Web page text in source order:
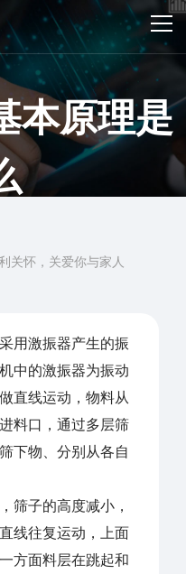
本原理是
浏览：2193次
关怀，关爱你与家人
用激振器产生的振
中的激振器为振动
直线运动，物料从
料口，通过多层筛
下物、分别从各自
筛子的高度减小，
线往复运动，上面
方面料层在跳起和